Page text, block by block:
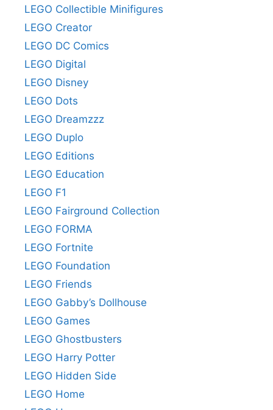
LEGO Collectible Minifigures
LEGO Creator
LEGO DC Comics
LEGO Digital
LEGO Disney
LEGO Dots
LEGO Dreamzzz
LEGO Duplo
LEGO Editions
LEGO Education
LEGO F1
LEGO Fairground Collection
LEGO FORMA
LEGO Fortnite
LEGO Foundation
LEGO Friends
LEGO Gabby’s Dollhouse
LEGO Games
LEGO Ghostbusters
LEGO Harry Potter
LEGO Hidden Side
LEGO Home